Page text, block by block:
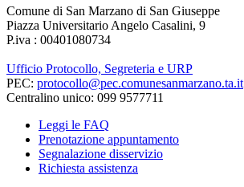
Comune di San Marzano di San Giuseppe
Piazza Universitario Angelo Casalini, 9
P.iva : 00401080734
Ufficio Protocollo, Segreteria e URP
PEC: protocollo@pec.comunesanmarzano.ta.it
Centralino unico: 099 9577711
Leggi le FAQ
Prenotazione appuntamento
Segnalazione disservizio
Richiesta assistenza